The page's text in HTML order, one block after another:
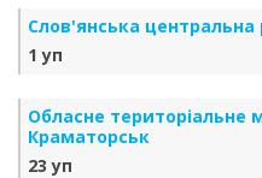
Слов'янська центральна
1 уп
Обласне територіальне
Краматорськ
23 уп